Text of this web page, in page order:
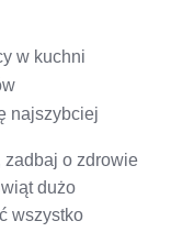
w kuchni
najszybciej
zadbaj o zdrowie
dużo
wszystko